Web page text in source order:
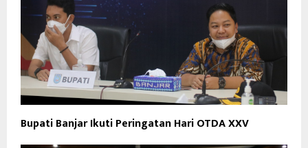
Bupati Banjar Ikuti Peringatan Hari OTDA XXV